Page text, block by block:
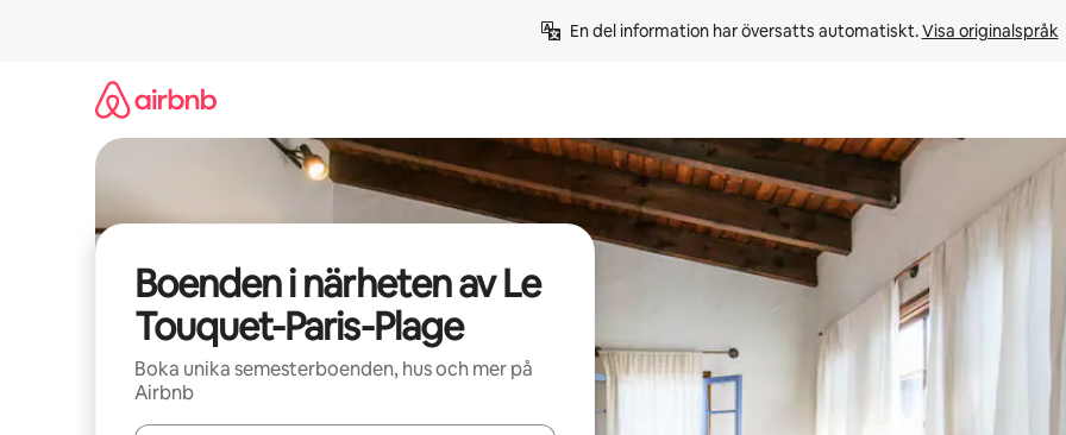
En del information har översatts automatiskt. Visa originalspråk
Boenden i närheten av Le
Touquet-Paris-Plage
Boka unika semesterboenden, hus och mer på
Airbnb